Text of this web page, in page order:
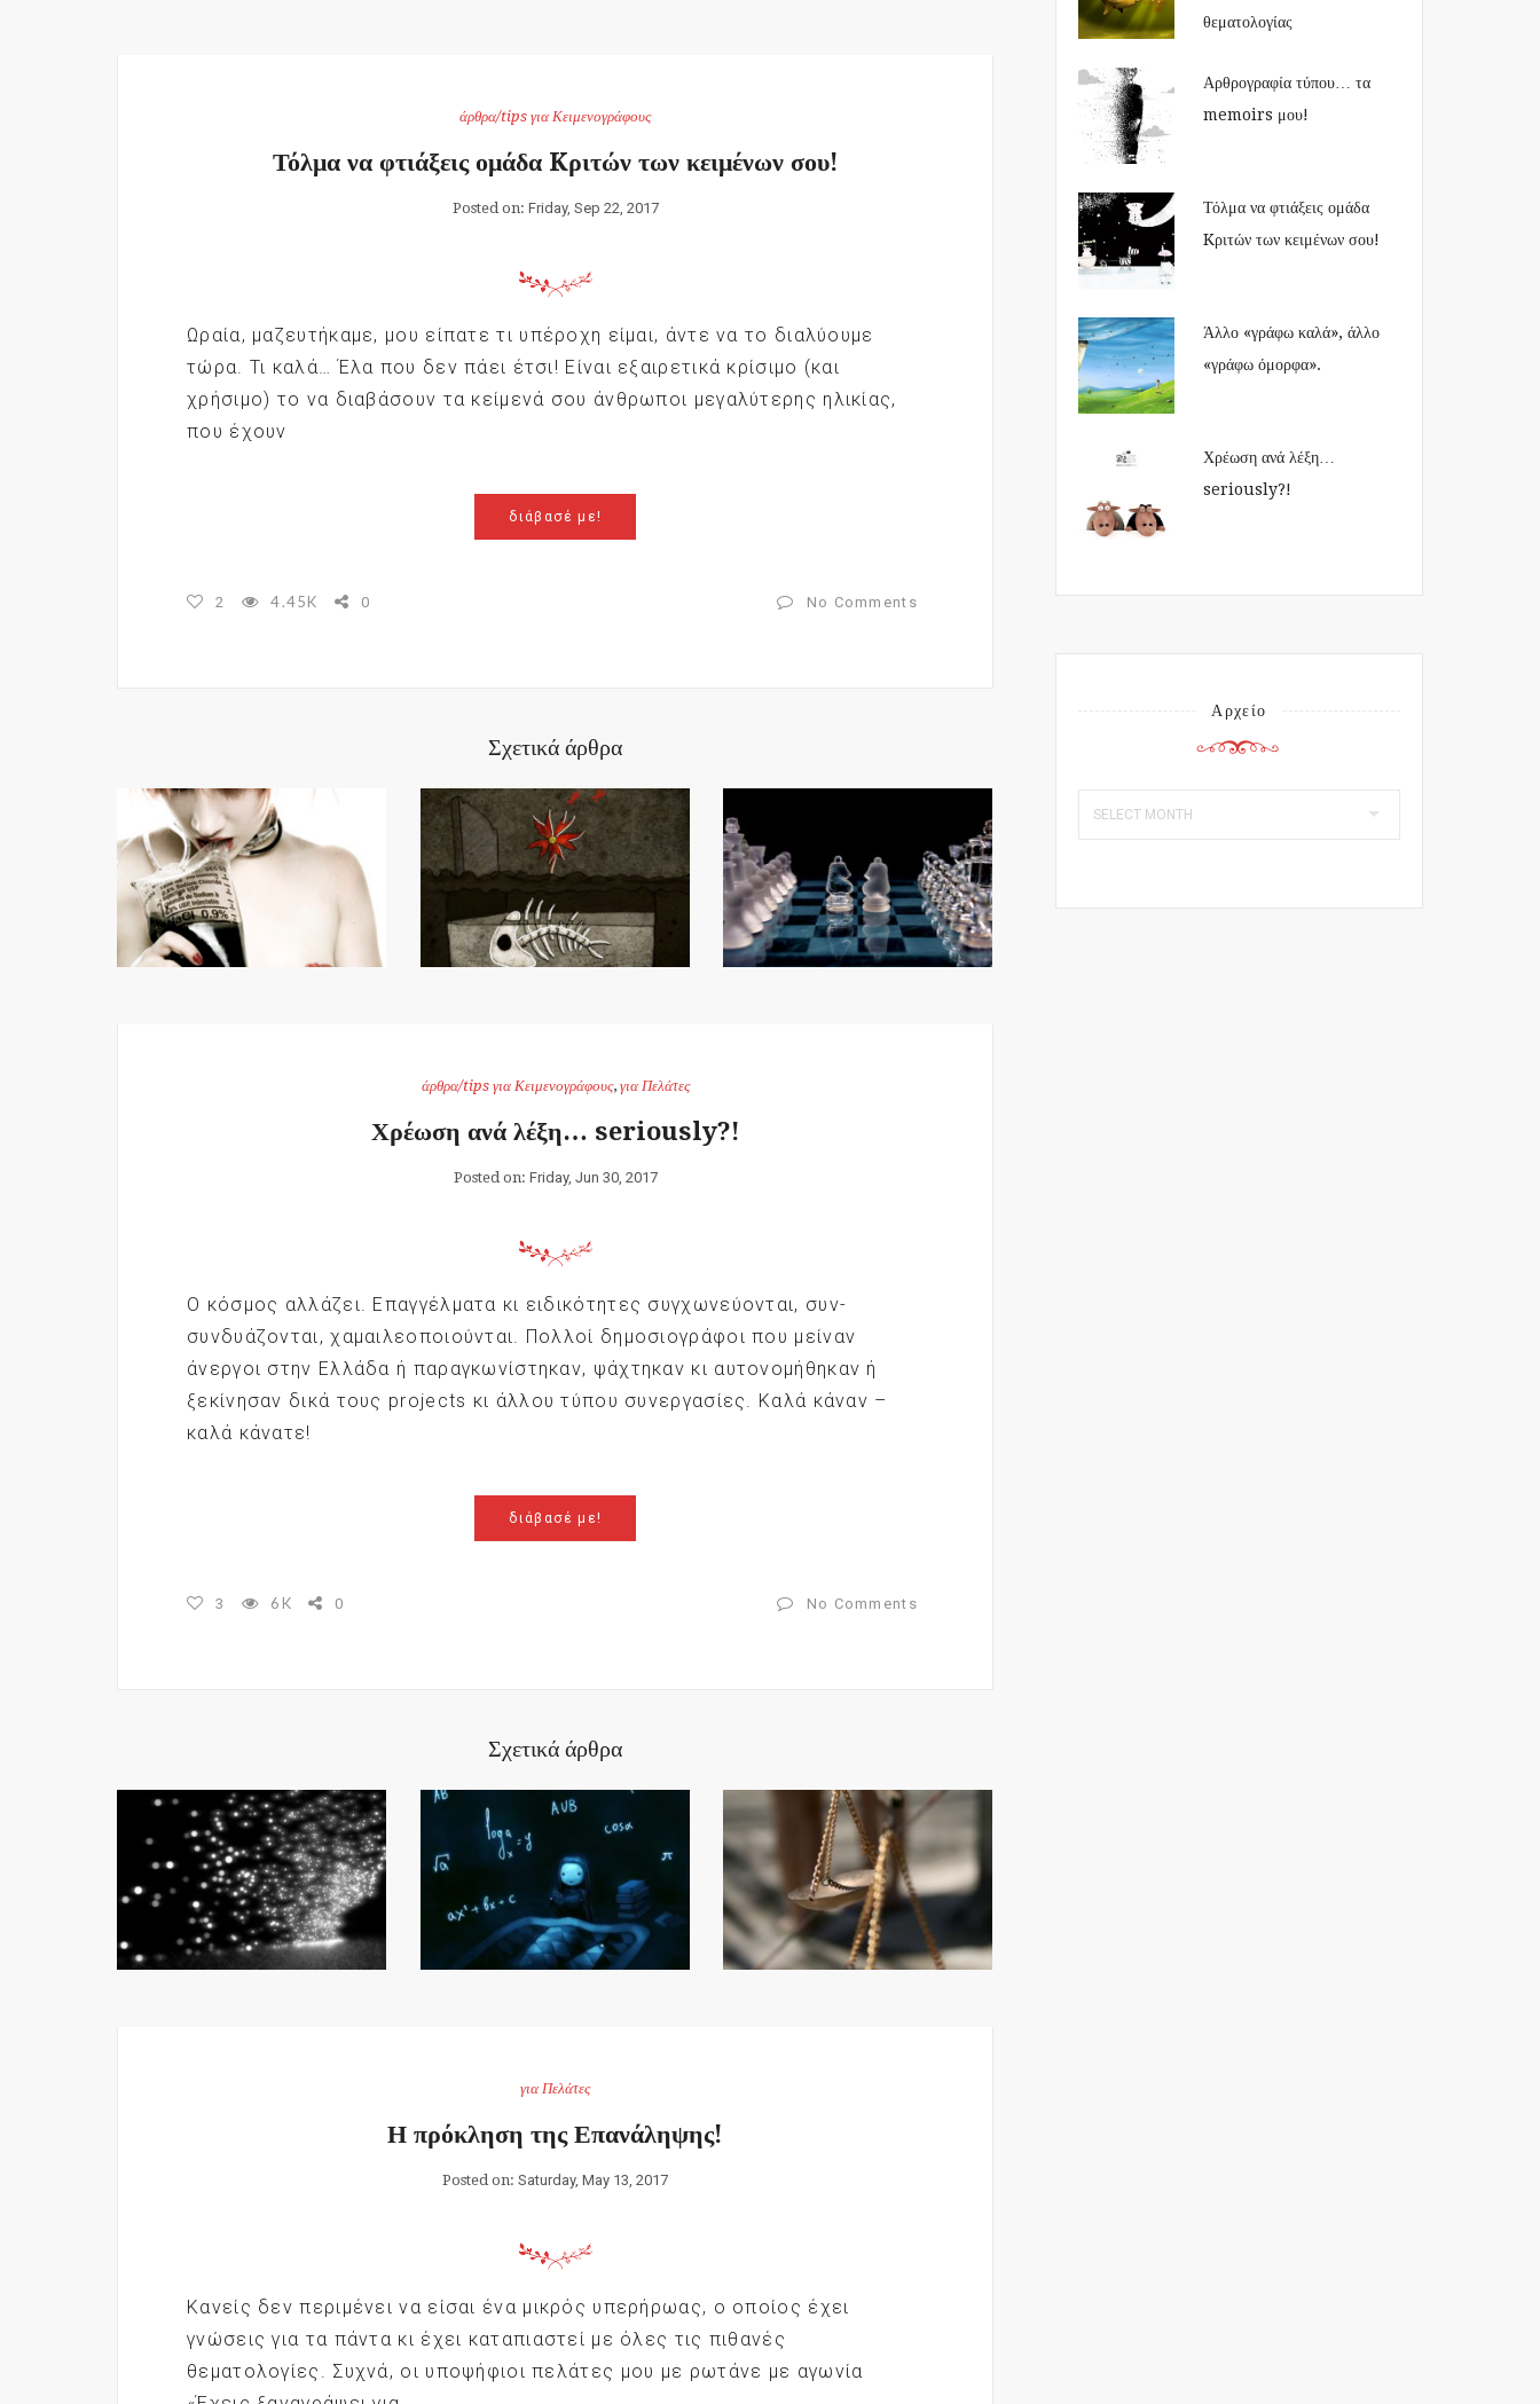
άρθρα/tips για Κειμενογράφους
Τόλμα να φτιάξεις ομάδα Kριτών των κειμένων σου!
Posted on: Friday, Sep 22, 2017
Ωραία, μαζευτήκαμε, μου είπατε τι υπέροχη είμαι, άντε να το διαλύουμε
τώρα. Τι καλά… Έλα που δεν πάει έτσι! Είναι εξαιρετικά κρίσιμο (και
χρήσιμο) το να διαβάσουν τα κείμενά σου άνθρωποι μεγαλύτερης ηλικίας,
που έχουν
διάβασέ με!
2 4.45K 0 No Comments
Σχετικά άρθρα
άρθρα/tips για Κειμενογράφους, για Πελάτες
Χρέωση ανά λέξη… seriously?!
Posted on: Friday, Jun 30, 2017
Ο κόσμος αλλάζει. Επαγγέλματα κι ειδικότητες συγχωνεύονται, συν-
συνδυάζονται, χαμαιλεοποιούνται. Πολλοί δημοσιογράφοι που μείναν
άνεργοι στην Ελλάδα ή παραγκωνίστηκαν, ψάχτηκαν κι αυτονομήθηκαν ή
ξεκίνησαν δικά τους projects κι άλλου τύπου συνεργασίες. Καλά κάναν –
καλά κάνατε!
διάβασέ με!
3 6K 0 No Comments
Σχετικά άρθρα
για Πελάτες
Η πρόκληση της Επανάληψης!
Posted on: Saturday, May 13, 2017
Κανείς δεν περιμένει να είσαι ένα μικρός υπερήρωας, ο οποίος έχει
γνώσεις για τα πάντα κι έχει καταπιαστεί με όλες τις πιθανές
θεματολογίες. Συχνά, οι υποψήφιοι πελάτες μου με ρωτάνε με αγωνία
θεματολογίας
Αρθρογραφία τύπου… τα
memoirs μου!
Τόλμα να φτιάξεις ομάδα
Kριτών των κειμένων σου!
Άλλο «γράφω καλά», άλλο
«γράφω όμορφα».
Χρέωση ανά λέξη…
seriously?!
Αρχείο